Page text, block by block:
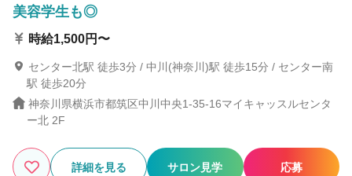
美容学生も◎
時給1,500円〜
センター北駅 徒歩3分 / 中川(神奈川)駅 徒歩15分 / センター南
駅 徒歩20分
神奈川県横浜市都筑区中川中央1-35-16マイキャッスルセンタ
ー北 2F
詳細を見る サロン見学 応募